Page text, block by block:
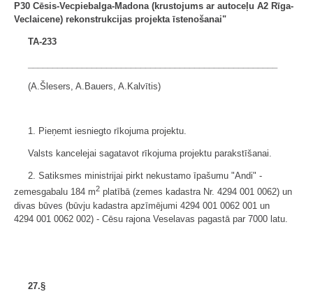
P30 Cēsis-Vecpiebalga-Madona (krustojums ar autoceļu A2 Rīga-
Veclaicene) rekonstrukcijas projekta īstenošanai"
TA-233
(A.Šlesers, A.Bauers, A.Kalvītis)
1. Pieņemt iesniegto rīkojuma projektu.
Valsts kancelejai sagatavot rīkojuma projektu parakstīšanai.
2. Satiksmes ministrijai pirkt nekustamo īpašumu "Andi" -
zemesgabalu 184 m2 platībā (zemes kadastra Nr. 4294 001 0062) un
divas būves (būvju kadastra apzīmējumi 4294 001 0062 001 un
4294 001 0062 002) - Cēsu rajona Veselavas pagastā par 7000 latu.
27.§